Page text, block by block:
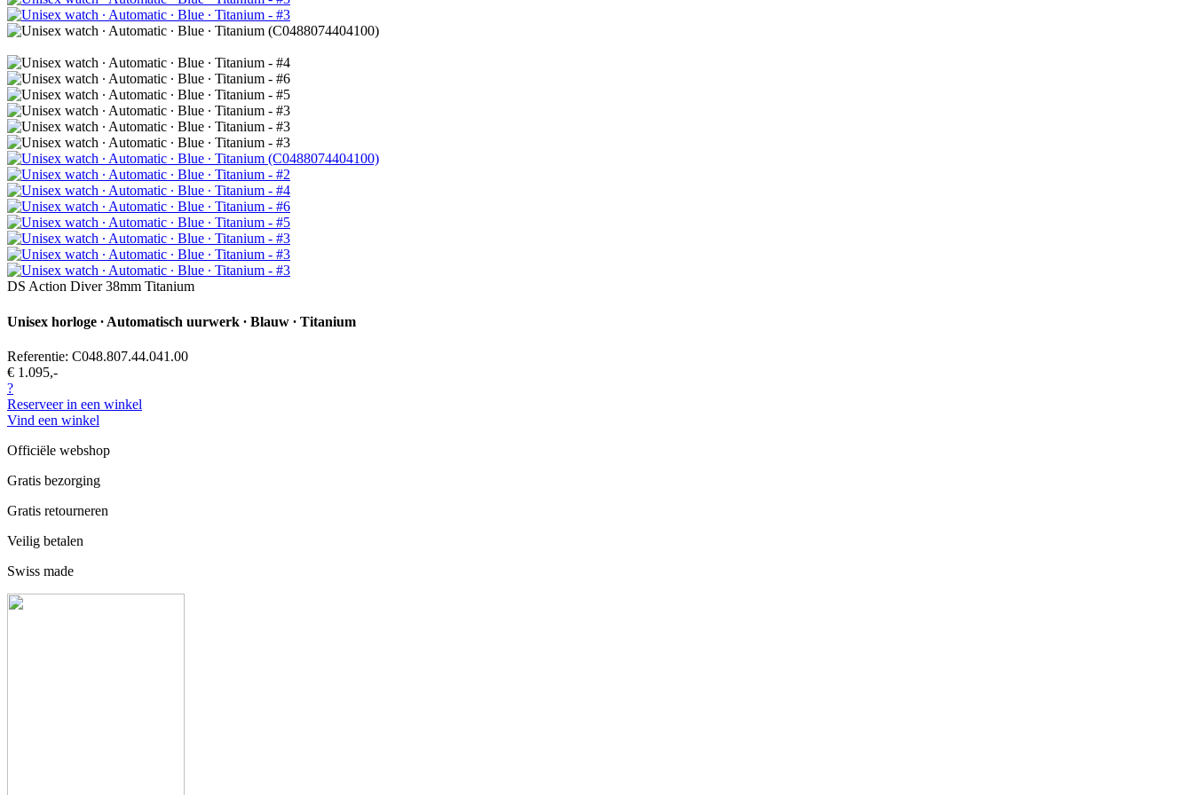
DS Action Diver 38mm Titanium
Unisex horloge ∙ Automatisch uurwerk ∙ Blauw ∙ Titanium
Referentie: C048.807.44.041.00
€ 1.095,-
?
Reserveer in een winkel
Vind een winkel
Officiële webshop
Gratis bezorging
Gratis retourneren
Veilig betalen
Swiss made